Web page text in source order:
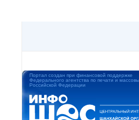
Портал создан при финансовой поддержке
Федерального агентства по печати и
Российской Федерации